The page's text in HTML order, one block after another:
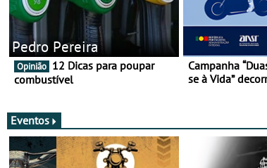
Pedro Pereira
Opinião
combustível
Campanha
se à Vida”
Eventos